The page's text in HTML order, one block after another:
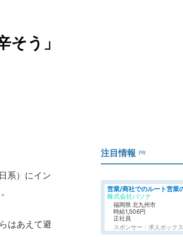
う」
系）にイン
はあえて避
注目情報 PR
株式会社パソナ
福岡県 北九州市
時給1,506円
正社員
スポンサー：求人ボックス